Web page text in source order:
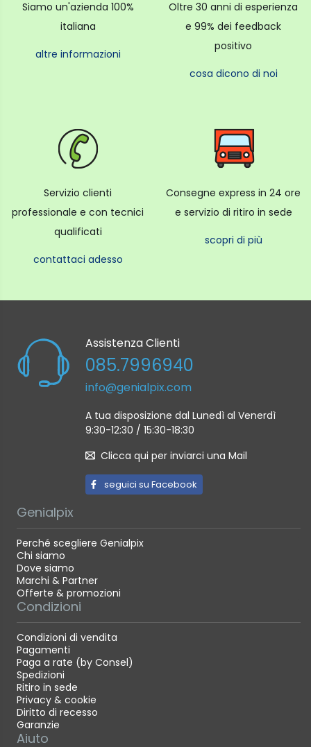
Siamo un'azienda 100%
italiana
altre informazioni
Oltre 30 anni di esperienza
e 99% dei feedback
positivo
cosa dicono di noi
Servizio clienti
professionale e con tecnici
qualificati
contattaci adesso
Consegne express in 24 ore
e servizio di ritiro in sede
scopri di più
Assistenza Clienti
085.7996940
info@genialpix.com
A tua disposizione dal Lunedì al Venerdì
9:30-12:30 / 15:30-18:30
Clicca qui per inviarci una Mail
seguici su Facebook
Genialpix
Perché scegliere Genialpix
Chi siamo
Dove siamo
Marchi & Partner
Offerte & promozioni
Condizioni
Condizioni di vendita
Pagamenti
Paga a rate (by Consel)
Spedizioni
Ritiro in sede
Privacy & cookie
Diritto di recesso
Garanzie
Aiuto